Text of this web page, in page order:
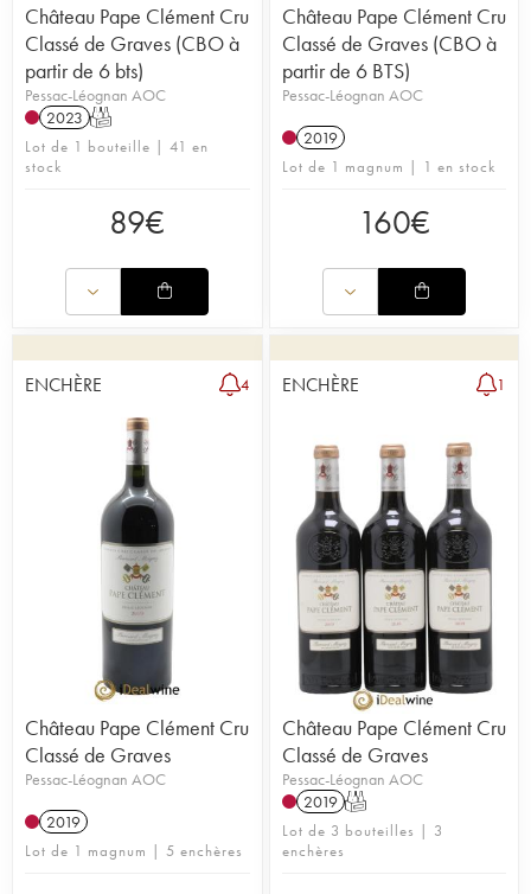
Château Pape Clément Cru
Classé de Graves (CBO à
partir de 6 bts)
Pessac-Léognan AOC
2023 T
Lot de 1 bouteille | 41 en
stock
89€
Château Pape Clément Cru
Classé de Graves (CBO à
partir de 6 BTS)
Pessac-Léognan AOC
2019
Lot de 1 magnum | 1 en stock
160€
ENCHÈRE 4
Château Pape Clément Cru
Classé de Graves
Pessac-Léognan AOC
2019
Lot de 1 magnum | 5 enchères
ENCHÈRE 1
Château Pape Clément Cru
Classé de Graves
Pessac-Léognan AOC
2019 T
Lot de 3 bouteilles | 3
enchères